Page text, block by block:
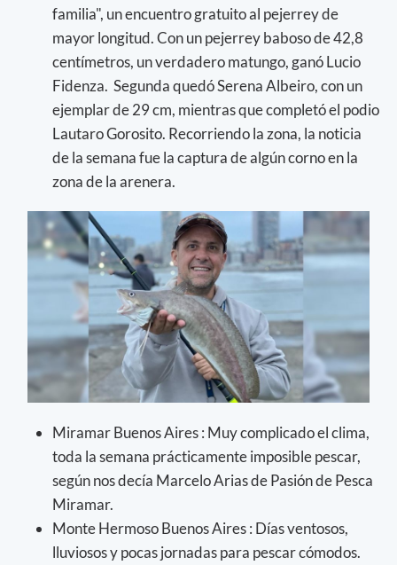
familia", un encuentro gratuito al pejerrey de
mayor longitud. Con un pejerrey baboso de 42,8
centímetros, un verdadero matungo, ganó Lucio
Fidenza. Segunda quedó Serena Albeiro, con un
ejemplar de 29 cm, mientras que completó el podio
Lautaro Gorosito. Recorriendo la zona, la noticia
de la semana fue la captura de algún corno en la
zona de la arenera.
Miramar Buenos Aires : Muy complicado el clima,
toda la semana prácticamente imposible pescar,
según nos decía Marcelo Arias de Pasión de Pesca
Miramar.
Monte Hermoso Buenos Aires : Días ventosos,
lluviosos y pocas jornadas para pescar cómodos.